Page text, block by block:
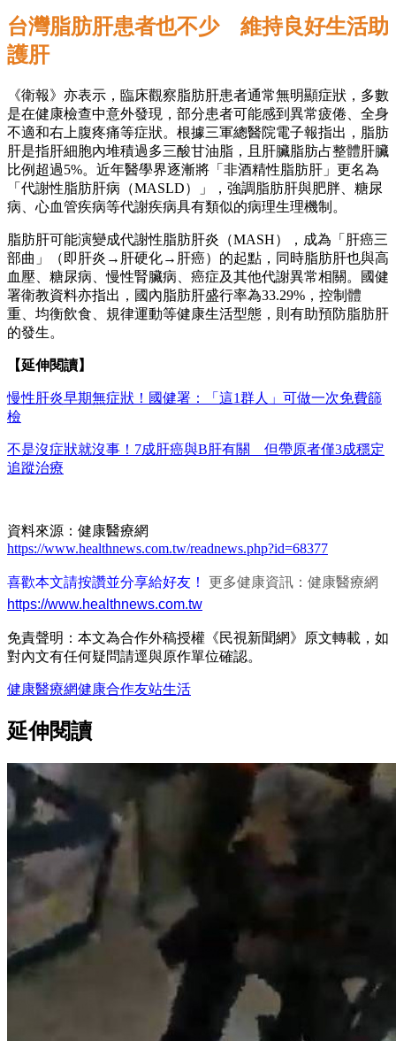
台灣脂肪肝患者也不少 維持良好生活助
護肝
《衛報》亦表示，臨床觀察脂肪肝患者通常無明顯症狀，多數
是在健康檢查中意外發現，部分患者可能感到異常疲倦、全身
不適和右上腹疼痛等症狀。根據三軍總醫院電子報指出，脂肪
肝是指肝細胞內堆積過多三酸甘油脂，且肝臟脂肪占整體肝臟
比例超過5%。近年醫學界逐漸將「非酒精性脂肪肝」更名為
「代謝性脂肪肝病（MASLD）」，強調脂肪肝與肥胖、糖尿
病、心血管疾病等代謝疾病具有類似的病理生理機制。
脂肪肝可能演變成代謝性脂肪肝炎（MASH），成為「肝癌三
部曲」（即肝炎→肝硬化→肝癌）的起點，同時脂肪肝也與高
血壓、糖尿病、慢性腎臟病、癌症及其他代謝異常相關。國健
署衛教資料亦指出，國內脂肪肝盛行率為33.29%，控制體
重、均衡飲食、規律運動等健康生活型態，則有助預防脂肪肝
的發生。
【延伸閱讀】
慢性肝炎早期無症狀！國健署：「這1群人」可做一次免費篩
檢
不是沒症狀就沒事！7成肝癌與B肝有關 但帶原者僅3成穩定
追蹤治療
資料來源：健康醫療網
https://www.healthnews.com.tw/readnews.php?id=68377
喜歡本文請按讚並分享給好友！
更多健康資訊：健康醫療網
https://www.healthnews.com.tw
免責聲明：本文為合作外稿授權《民視新聞網》原文轉載，如
對內文有任何疑問請逕與原作單位確認。
健康醫療網健康合作友站生活
延伸閱讀